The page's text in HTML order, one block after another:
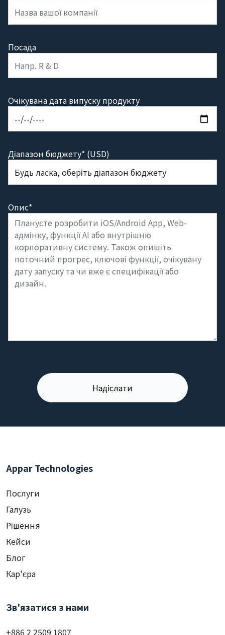
Посада
Очікувана дата випуску продукту
Діапазон бюджету* (USD)
Опис*
Appar Technologies
Послуги
Галузь
Рішення
Кейси
Блог
Кар'єра
Зв'язатися з нами
+886 2 2509 1807